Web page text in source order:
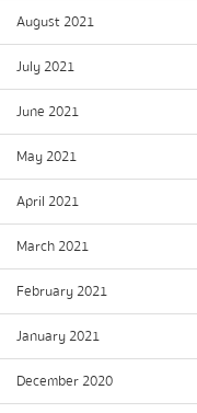
August 2021
July 2021
June 2021
May 2021
April 2021
March 2021
February 2021
January 2021
December 2020